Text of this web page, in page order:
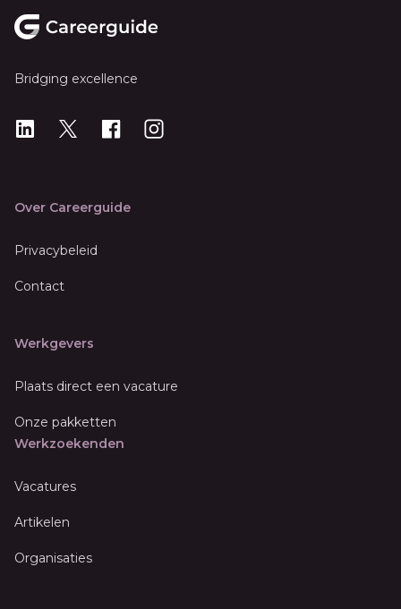
Bridging excellence
LinkedIn
X Instagram
Over Careerguide
Privacybeleid
Contact
Werkgevers
Plaats direct een vacature
Onze pakketten
Werkzoekenden
Vacatures
Artikelen
Organisaties